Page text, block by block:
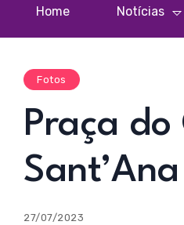
Home Notícias
Fotos
Praça
27/07/2023